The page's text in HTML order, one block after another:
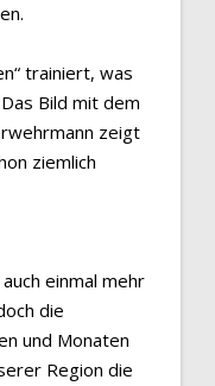
trainiert, was
Bild mit dem
zeigt
ziemlich
einmal mehr
die
und Monaten
Region die